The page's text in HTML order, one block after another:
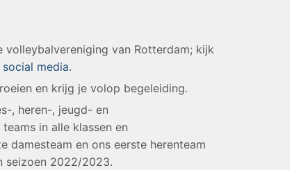
volleybalvereniging van Rotterdam; kijk
media.
en krijg je volop begeleiding.
, heren-, jeugd- en
in alle klassen en
damesteam en ons eerste herenteam
seizoen 2022/2023.